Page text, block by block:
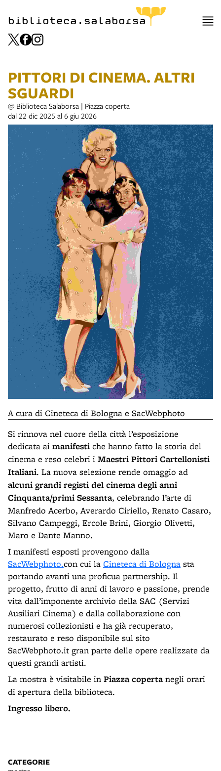
biblioteca.salaborsa
PITTORI DI CINEMA. ALTRI
SGUARDI
@ Biblioteca Salaborsa | Piazza coperta
dal 22 dic 2025 al 6 giu 2026
A cura di Cineteca di Bologna e SacWebphoto
Si rinnova nel cuore della città l’esposizione
dedicata ai manifesti che hanno fatto la storia del
cinema e reso celebri i Maestri Pittori Cartellonisti
Italiani. La nuova selezione rende omaggio ad
alcuni grandi registi del cinema degli anni
Cinquanta/primi Sessanta, celebrando l’arte di
Manfredo Acerbo, Averardo Ciriello, Renato Casaro,
Silvano Campeggi, Ercole Brini, Giorgio Olivetti,
Maro e Dante Manno.
I manifesti esposti provengono dalla
SacWebphoto.con cui la Cineteca di Bologna sta
portando avanti una proficua partnership. Il
progetto, frutto di anni di lavoro e passione, prende
vita dall’imponente archivio della SAC (Servizi
Ausiliari Cinema) e dalla collaborazione con
numerosi collezionisti e ha già recuperato,
restaurato e reso disponibile sul sito
SacWebphoto.it gran parte delle opere realizzate da
questi grandi artisti.
La mostra è visitabile in Piazza coperta negli orari
di apertura della biblioteca.
Ingresso libero.
CATEGORIE